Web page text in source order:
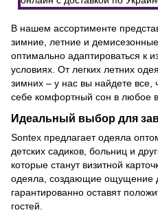
В нашем ассортименте
зимние, летние и
оптимально адаптироваться к
условиях. От легких летних
зимних – у нас вы найдете все,
себе комфортный сон в любое
Идеальный выбор для
Sontex предлагает одеяла
детских садиков, больниц и
которые станут визитной
одеяла, создающие ощущение
гарантированно оставят
гостей.